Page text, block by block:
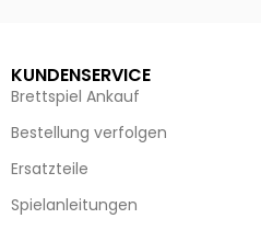
KUNDENSERVICE
Brettspiel Ankauf
Bestellung verfolgen
Ersatzteile
Spielanleitungen